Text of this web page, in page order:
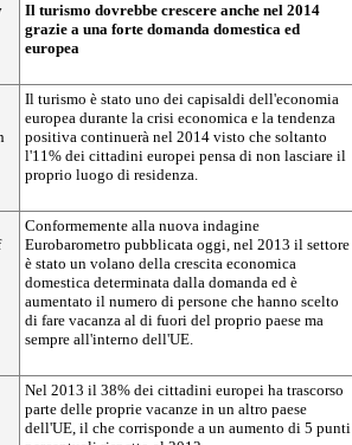
Il turismo dovrebbe crescere anche nel 2014
grazie a una forte domanda domestica ed
europea
Il turismo è stato uno dei capisaldi dell'economia
europea durante la crisi economica e la tendenza
positiva continuerà nel 2014 visto che soltanto
l'11% dei cittadini europei pensa di non lasciare il
proprio luogo di residenza.
Conformemente alla nuova indagine
Eurobarometro pubblicata oggi, nel 2013 il settore
è stato un volano della crescita economica
domestica determinata dalla domanda ed è
aumentato il numero di persone che hanno scelto
di fare vacanza al di fuori del proprio paese ma
sempre all'interno dell'UE.
Nel 2013 il 38% dei cittadini europei ha trascorso
parte delle proprie vacanze in un altro paese
dell'UE, il che corrisponde a un aumento di 5 punti